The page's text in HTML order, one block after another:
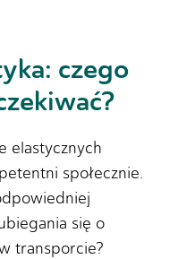
czego
elastycznych
społecznie.
się o
transporcie?